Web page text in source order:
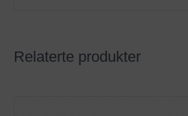
Relaterte produkter